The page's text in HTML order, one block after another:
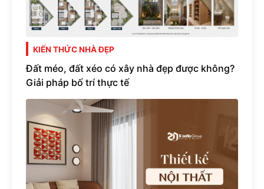
KIẾN THỨC NHÀ ĐẸP
Đất méo, đất xéo có xây nhà đẹp được không?
Giải pháp bố trí thực tế